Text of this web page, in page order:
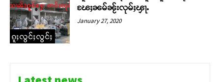
ၵူႈလွင်ႈလွင်ႈ
ၽႄႈၼမ်ၼႂ်းလုမ်ႈၾႃႉ
January 27, 2020